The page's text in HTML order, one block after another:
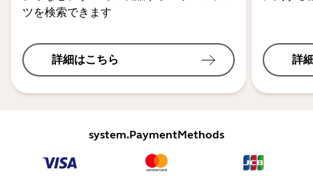
ツを検索できます
詳細はこちら 詳
system.PaymentMethods